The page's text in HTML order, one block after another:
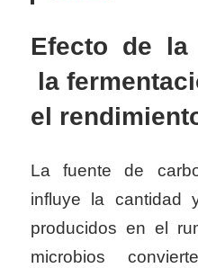
Efecto de la
la
el
La fuente de
influye la cantidad
producidos en el
microbios